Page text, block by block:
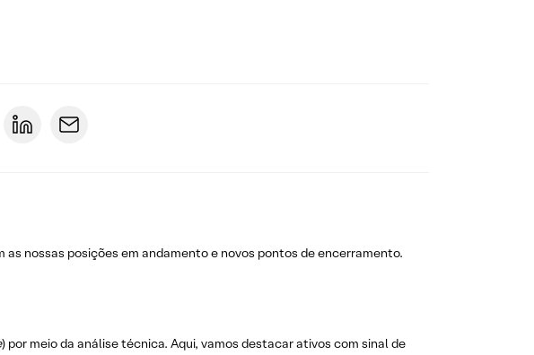
nossas posições em andamento e novos pontos de encerramento.
) por meio da análise técnica. Aqui, vamos destacar ativos com sinal de